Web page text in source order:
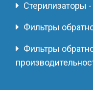
Стерилизаторы
Фильтры
Фильтры